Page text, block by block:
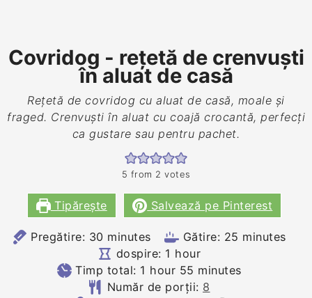
Covridog - rețetă de crenvuști
în aluat de casă
Rețetă de covridog cu aluat de casă, moale și
fraged. Crenvuști în aluat cu coajă crocantă, perfecți
ca gustare sau pentru pachet.
5 from 2 votes
Tipărește Salvează pe Pinterest
Pregătire: 30minutes
minutes Gătire: 25 minutes
minutes
dospire: 1 hour
hour
Timp total: 1 hour
hour 55 minutes
minutes
Număr de porții: 8